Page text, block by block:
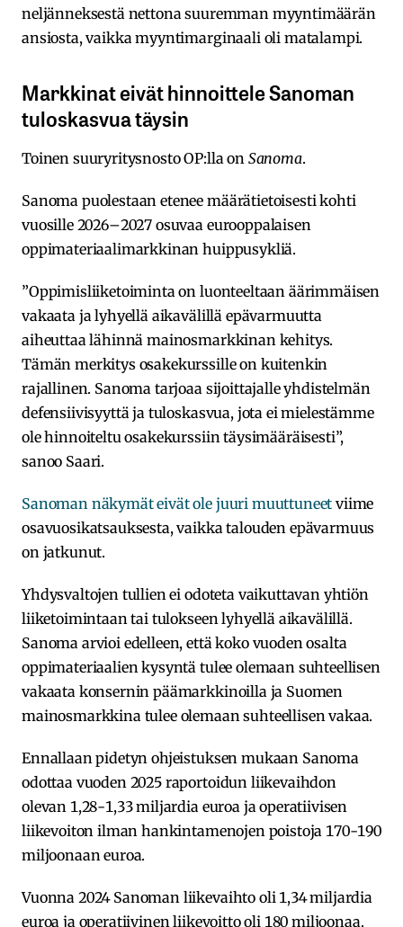
neljänneksestä nettona suuremman myyntimäärän
ansiosta, vaikka myyntimarginaali oli matalampi.
Markkinat eivät hinnoittele Sanoman
tuloskasvua täysin
Toinen suuryritysnosto OP:lla on Sanoma.
Sanoma puolestaan etenee määrätietoisesti kohti
vuosille 2026–2027 osuvaa eurooppalaisen
oppimateriaalimarkkinan huippusykliä.
”Oppimisliiketoiminta on luonteeltaan äärimmäisen
vakaata ja lyhyellä aikavälillä epävarmuutta
aiheuttaa lähinnä mainosmarkkinan kehitys.
Tämän merkitys osakekurssille on kuitenkin
rajallinen. Sanoma tarjoaa sijoittajalle yhdistelmän
defensiivisyyttä ja tuloskasvua, jota ei mielestämme
ole hinnoiteltu osakekurssiin täysimääräisesti”,
sanoo Saari.
Sanoman näkymät eivät ole juuri muuttuneet viime
osavuosikatsauksesta, vaikka talouden epävarmuus
on jatkunut.
Yhdysvaltojen tullien ei odoteta vaikuttavan yhtiön
liiketoimintaan tai tulokseen lyhyellä aikavälillä.
Sanoma arvioi edelleen, että koko vuoden osalta
oppimateriaalien kysyntä tulee olemaan suhteellisen
vakaata konsernin päämarkkinoilla ja Suomen
mainosmarkkina tulee olemaan suhteellisen vakaa.
Ennallaan pidetyn ohjeistuksen mukaan Sanoma
odottaa vuoden 2025 raportoidun liikevaihdon
olevan 1,28-1,33 miljardia euroa ja operatiivisen
liikevoiton ilman hankintamenojen poistoja 170-190
miljoonaan euroa.
Vuonna 2024 Sanoman liikevaihto oli 1,34 miljardia
euroa ja operatiivinen liikevoitto oli 180 miljoonaa.